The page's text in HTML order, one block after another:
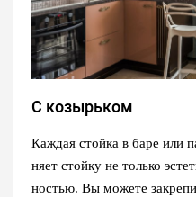
С козырьком
Каждая стойка в баре или
няет стойку не только
ностью. Вы можете